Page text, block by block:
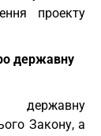
проекту
державну
державну
Закону, а